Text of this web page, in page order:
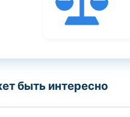
быть интересно